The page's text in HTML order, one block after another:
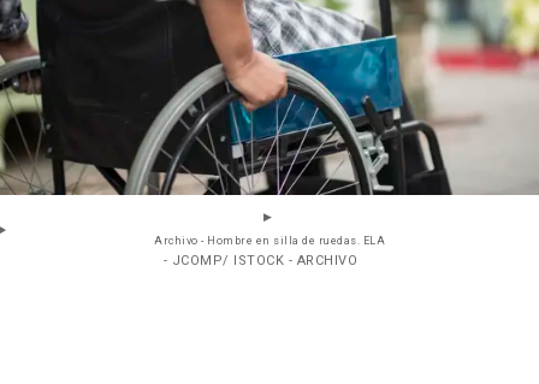
Archivo - Hombre en silla de ruedas. ELA
- JCOMP/ ISTOCK - ARCHIVO